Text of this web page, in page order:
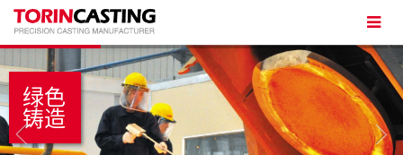
绿色
铸造